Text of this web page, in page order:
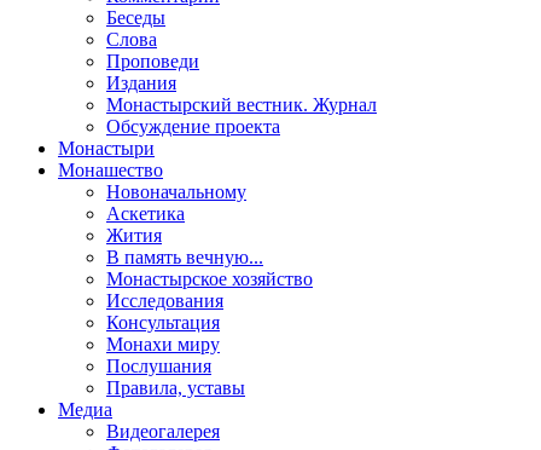
Беседы
Слова
Проповеди
Издания
Монастырский вестник. Журнал
Обсуждение проекта
Монастыри
Монашество
Новоначальному
Аскетика
Жития
В память вечную...
Монастырское хозяйство
Исследования
Консультация
Монахи миру
Послушания
Правила, уставы
Медиа
Видеогалерея